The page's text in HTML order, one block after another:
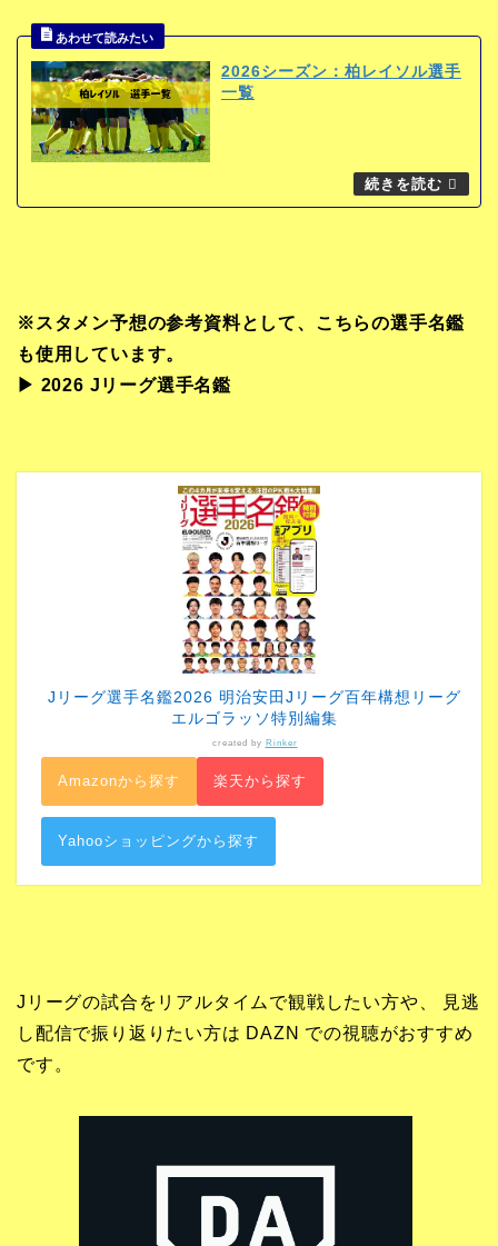
2026シーズン：柏レイソル選手
一覧
※スタメン予想の参考資料として、こちらの選手名鑑
も使用しています。
▶︎ 2026 Jリーグ選手名鑑
Jリーグ選手名鑑2026 明治安田Jリーグ百年構想リーグ
エルゴラッソ特別編集
created by Rinker
Amazonから探す 楽天から探す
Yahooショッピングから探す
Jリーグの試合をリアルタイムで観戦したい方や、 見逃
し配信で振り返りたい方は DAZN での視聴がおすすめ
です。